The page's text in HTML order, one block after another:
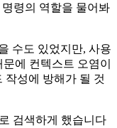
령의 역할을 물어봐
수도 있었지만, 사용
에 컨텍스트 오염이
작성에 방해가 될 것
검색하게 했습니다